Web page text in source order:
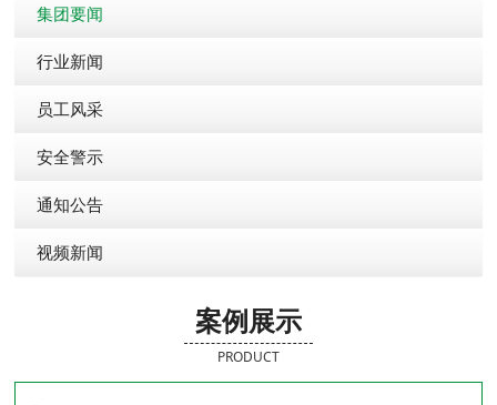
集团要闻
行业新闻
员工风采
安全警示
通知公告
视频新闻
案例展示
PRODUCT